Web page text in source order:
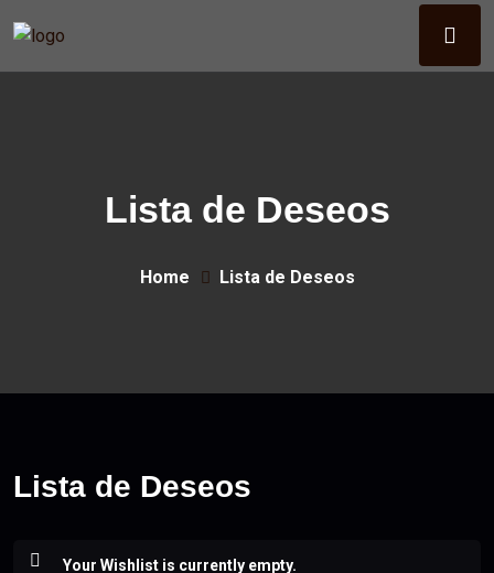
Lista de Deseos
Home Lista de Deseos
Lista de Deseos
Your Wishlist is currently empty.